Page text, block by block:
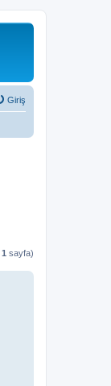
Giriş
1 sayfa)